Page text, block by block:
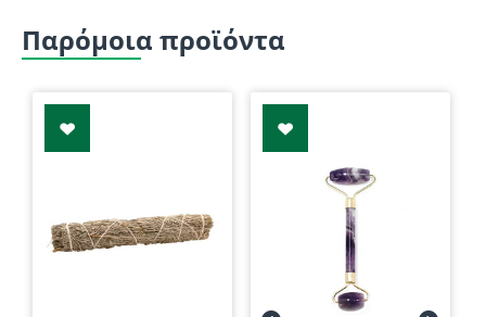
Παρόμοια προϊόντα